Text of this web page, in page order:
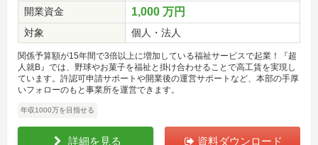
開業資金
1,000 万円
対象 個人・法人
関係予算額が15年間で3倍以上に増加している福祉サービスで起業！『超
人就B』では、野球やお菓子を福祉と掛け合わせることで高工賃を実現し
ています。許認可申請サポートや開業後の運営サポートなど、本部の手厚
いフォローのもと事業所を運営できます。
年収1000万を目指せる
詳細を見る 資料ダウンロード